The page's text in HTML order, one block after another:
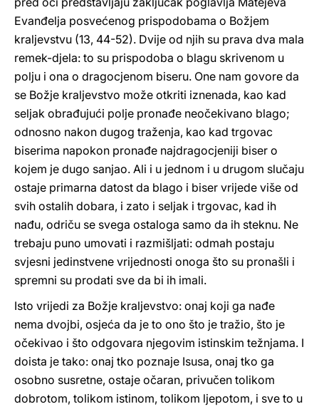
Evanđelja posvećenog prispodobama o Božjem
kraljevstvu (13, 44-52). Dvije od njih su prava dva mala
remek-djela: to su prispodoba o blagu skrivenom u
polju i ona o dragocjenom biseru. One nam govore da
se Božje kraljevstvo može otkriti iznenada, kao kad
seljak obrađujući polje pronađe neočekivano blago;
odnosno nakon dugog traženja, kao kad trgovac
biserima napokon pronađe najdragocjeniji biser o
kojem je dugo sanjao. Ali i u jednom i u drugom slučaju
ostaje primarna datost da blago i biser vrijede više od
svih ostalih dobara, i zato i seljak i trgovac, kad ih
nađu, odriču se svega ostaloga samo da ih steknu. Ne
trebaju puno umovati i razmišljati: odmah postaju
svjesni jedinstvene vrijednosti onoga što su pronašli i
spremni su prodati sve da bi ih imali.
Isto vrijedi za Božje kraljevstvo: onaj koji ga nađe
nema dvojbi, osjeća da je to ono što je tražio, što je
očekivao i što odgovara njegovim istinskim težnjama. I
doista je tako: onaj tko poznaje Isusa, onaj tko ga
osobno susretne, ostaje očaran, privučen tolikom
dobrotom, tolikom istinom, tolikom ljepotom, i sve to u